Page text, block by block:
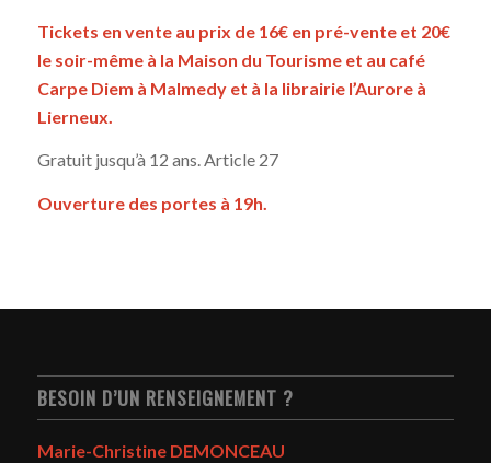
Tickets en vente au prix de 16€ en pré-vente et 20€
le soir-même à la Maison du Tourisme et au café
Carpe Diem à Malmedy et à la librairie l’Aurore à
Lierneux.
Gratuit jusqu’à 12 ans. Article 27
Ouverture des portes à 19h.
BESOIN D’UN RENSEIGNEMENT ?
Marie-Christine DEMONCEAU